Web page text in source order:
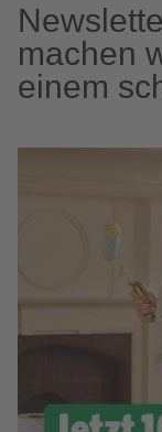
machen
einem